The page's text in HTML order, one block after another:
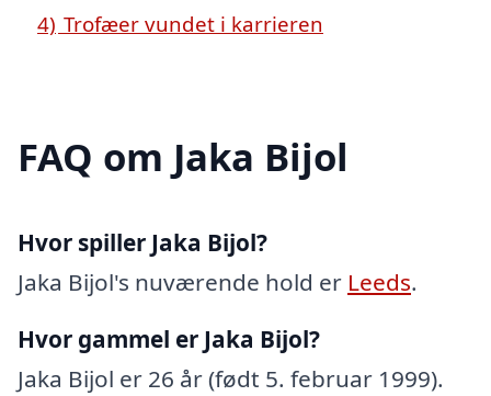
4) Trofæer vundet i karrieren
FAQ om Jaka Bijol
Hvor spiller Jaka Bijol?
Jaka Bijol's nuværende hold er Leeds.
Hvor gammel er Jaka Bijol?
Jaka Bijol er 26 år (født 5. februar 1999).